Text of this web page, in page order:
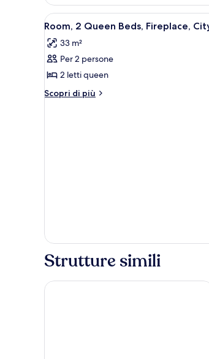
Apri
tutte
le
foto
per
Room,
Biancheria
15
Room, 2 Queen Beds, Fireplace,
33 m²
Per 2 persone
2 letti queen
Scopri di più
Altri
Strutture simili
The Sofia Hotel